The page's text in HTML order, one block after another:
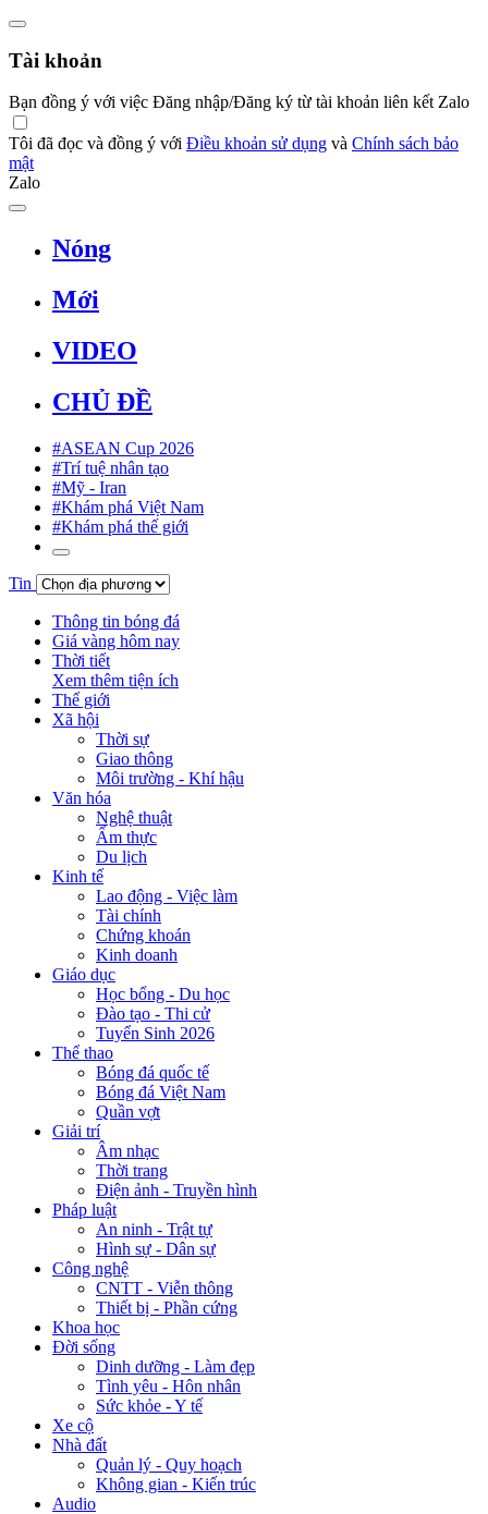
Tài khoản
Bạn đồng ý với việc Đăng nhập/Đăng ký từ tài khoản liên kết Zalo
Tôi đã đọc và đồng ý với Điều khoản sử dụng và Chính sách bảo
mật
Zalo
Nóng
Mới
VIDEO
CHỦ ĐỀ
#ASEAN Cup 2026
#Trí tuệ nhân tạo
#Mỹ - Iran
#Khám phá Việt Nam
#Khám phá thế giới
Tin
Thông tin bóng đá
Giá vàng hôm nay
Thời tiết
Xem thêm tiện ích
Thế giới
Xã hội
Thời sự
Giao thông
Môi trường - Khí hậu
Văn hóa
Nghệ thuật
Ẩm thực
Du lịch
Kinh tế
Lao động - Việc làm
Tài chính
Chứng khoán
Kinh doanh
Giáo dục
Học bổng - Du học
Đào tạo - Thi cử
Tuyển Sinh 2026
Thể thao
Bóng đá quốc tế
Bóng đá Việt Nam
Quần vợt
Giải trí
Âm nhạc
Thời trang
Điện ảnh - Truyền hình
Pháp luật
An ninh - Trật tự
Hình sự - Dân sự
Công nghệ
CNTT - Viễn thông
Thiết bị - Phần cứng
Khoa học
Đời sống
Dinh dưỡng - Làm đẹp
Tình yêu - Hôn nhân
Sức khỏe - Y tế
Xe cộ
Nhà đất
Quản lý - Quy hoạch
Không gian - Kiến trúc
Audio